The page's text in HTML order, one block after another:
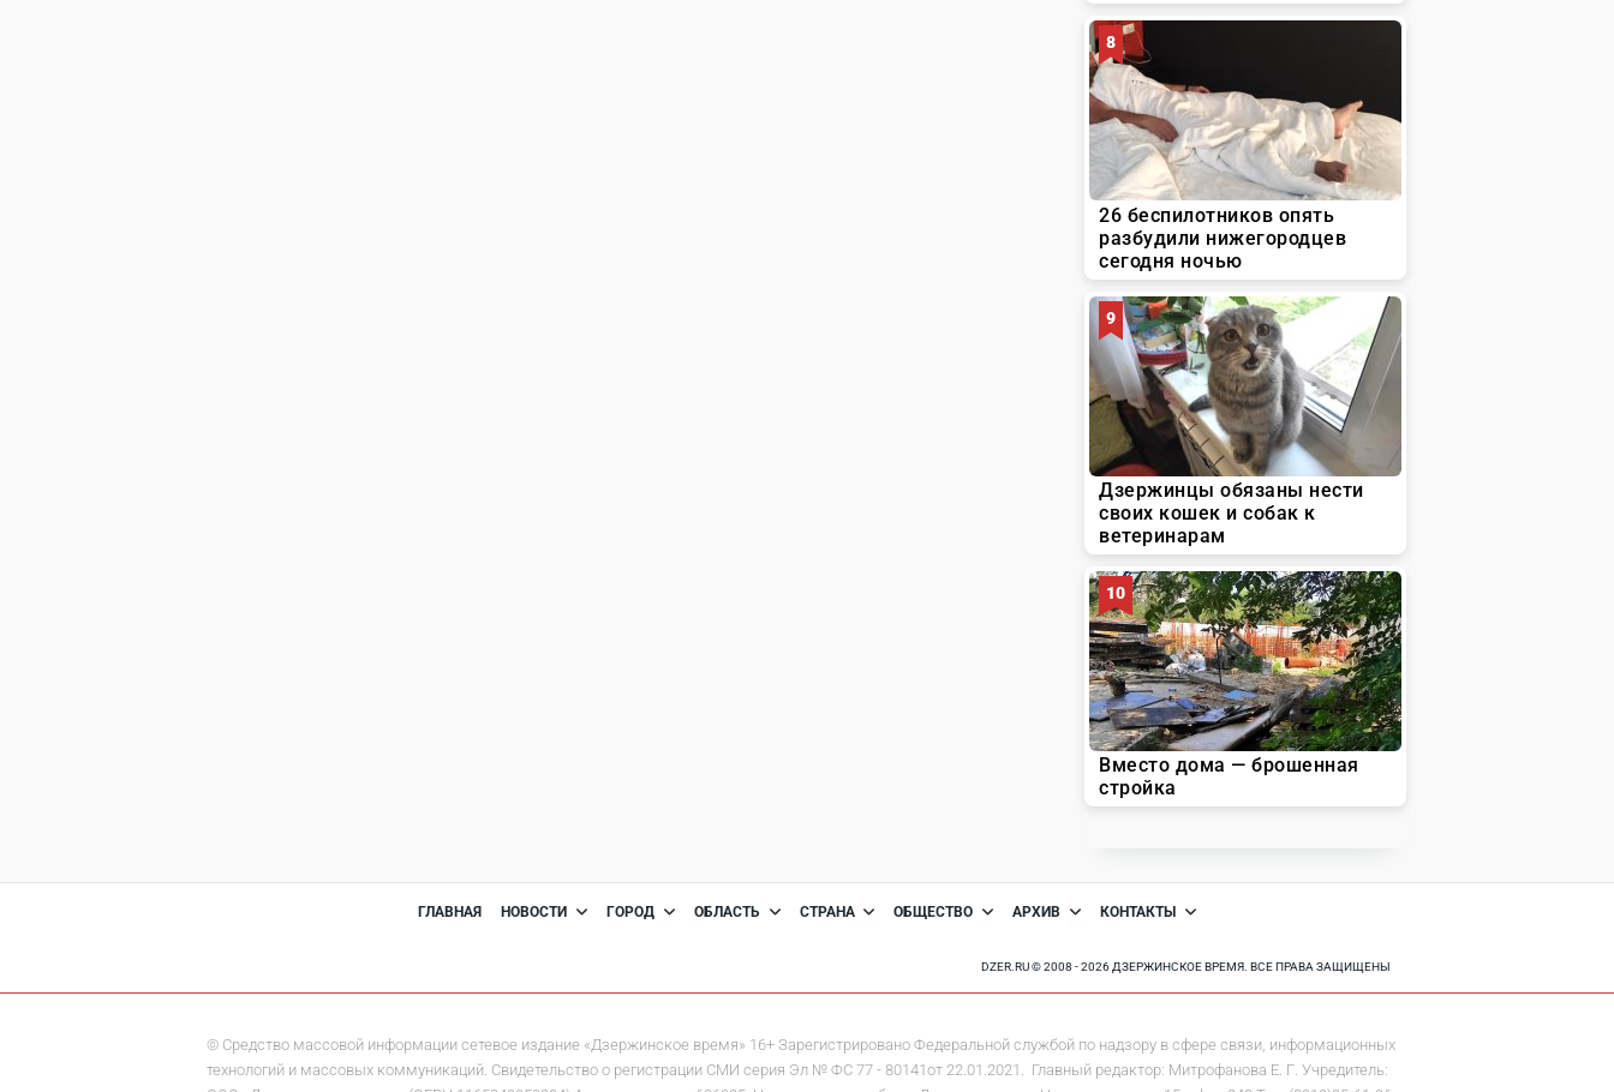
ГЛАВНАЯ НОВОСТИ ГОРОД ОБЛАСТЬ СТРАНА ОБЩЕСТВО АРХИВ КОНТАКТЫ
DZER.RU © 2008 - 2026 ДЗЕРЖИНСКОЕ ВРЕМЯ. ВСЕ ПРАВА ЗАЩИЩЕНЫ
© Средство массовой информации сетевое издание «Дзержинское время» 16+ Зарегистрировано Федеральной службой по надзору в сфере связи, информационных
технологий и массовых коммуникаций. Свидетельство о регистрации СМИ серия Эл № ФС 77 - 80141от 22.01.2021. Главный редактор: Митрофанова Е. Г. Учредитель: